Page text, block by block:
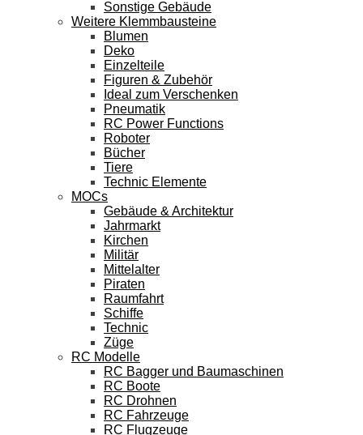
Sonstige Gebäude
Weitere Klemmbausteine
Blumen
Deko
Einzelteile
Figuren & Zubehör
Ideal zum Verschenken
Pneumatik
RC Power Functions
Roboter
Bücher
Tiere
Technic Elemente
MOCs
Gebäude & Architektur
Jahrmarkt
Kirchen
Militär
Mittelalter
Piraten
Raumfahrt
Schiffe
Technic
Züge
RC Modelle
RC Bagger und Baumaschinen
RC Boote
RC Drohnen
RC Fahrzeuge
RC Flugzeuge